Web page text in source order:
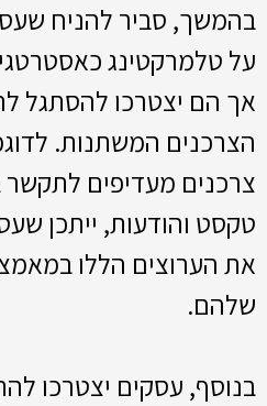
בהמשך, סביר להניח
על טלמרקטינג
אך הם יצטרכו להסתגל
הצרכנים המשתנות.
צרכנים מעדיפים
טקסט והודעות, ייתכן
את הערוצים הללו
שלהם.
בנוסף, עסקים יצטרכו